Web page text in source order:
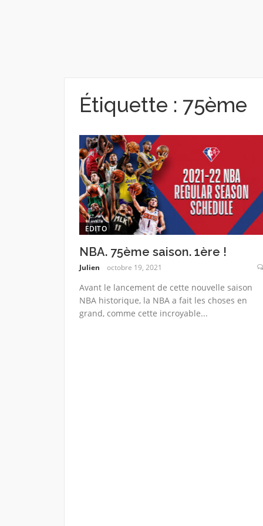
Étiquette : 75ème
EDITO
NBA. 75ème saison. 1ère !
Julien octobre 19, 2021
Avant le lancement de cette nouvelle saison
NBA historique, la NBA a fait les choses en
grand, comme cette incroyable...